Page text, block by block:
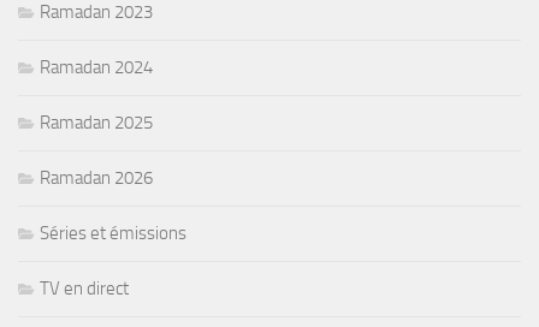
Ramadan 2023
Ramadan 2024
Ramadan 2025
Ramadan 2026
Séries et émissions
TV en direct